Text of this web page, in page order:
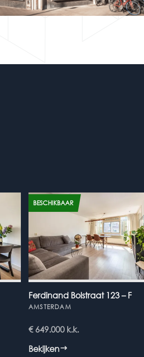
BESCHIKBAAR
Ferdinand Bolstraat 123 – F
AMSTERDAM
€ 649.000 k.k.
Bekijken